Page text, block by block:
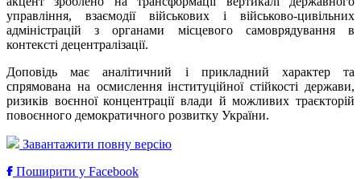
управління, взаємодії військових і військово-цивільних
адміністрацій з органами місцевого самоврядування в
контексті децентралізації.
Доповідь має аналітичний і прикладний характер та
спрямована на осмислення інституційної стійкості держави,
ризиків воєнної концентрації влади й можливих траєкторій
повоєнного демократичного розвитку України.
Завантажити повну версію
Поширити у Facebook